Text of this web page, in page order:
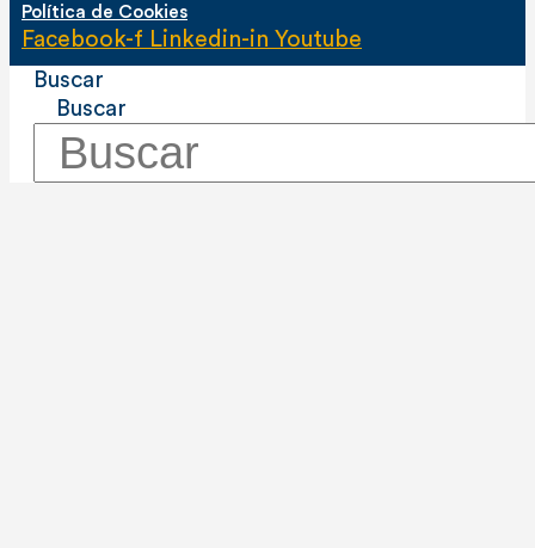
Política de Cookies
Facebook-f Linkedin-in Youtube
Buscar
Buscar